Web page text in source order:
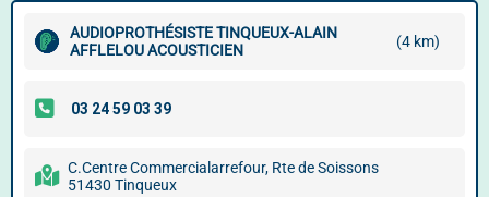
AUDIOPROTHÉSISTE TINQUEUX-ALAIN
AFFLELOU ACOUSTICIEN
(4 km)
C.Centre Commercialarrefour, Rte de Soissons
51430 Tinqueux